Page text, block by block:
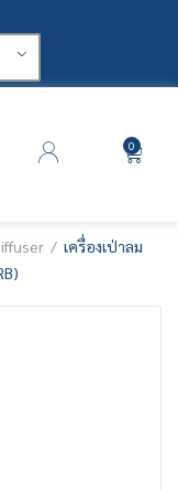
0
เครื่องเป่าลม